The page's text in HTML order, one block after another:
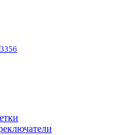
3356